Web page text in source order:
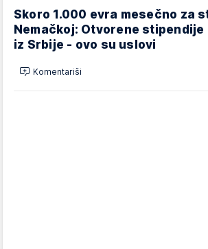
Skoro 1.000 evra mesečno za
Nemačkoj: Otvorene stipendije
iz Srbije - ovo su uslovi
Komentariši